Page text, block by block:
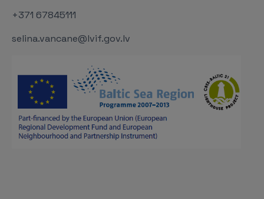
+371 67845111
selina.vancane@lvif.gov.lv